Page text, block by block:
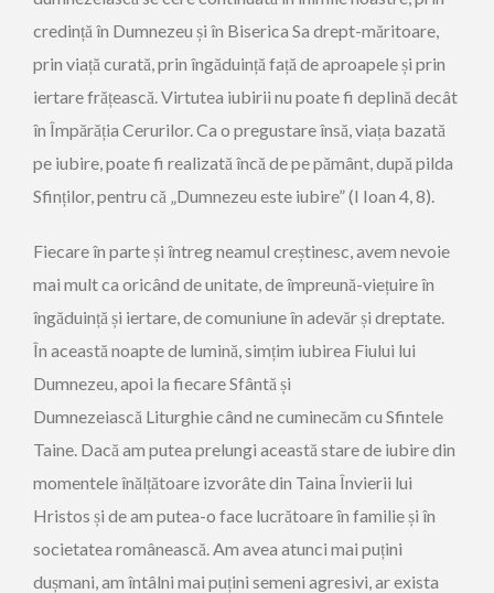
credință în Dumnezeu și în Biserica Sa drept-măritoare,
prin viață curată, prin îngăduință față de aproapele și prin
iertare frățească. Virtutea iubirii nu poate fi deplină decât
în Împărăția Cerurilor. Ca o pregustare însă, viața bazată
pe iubire, poate fi realizată încă de pe pământ, după pilda
Sfinților, pentru că „Dumnezeu este iubire” (I Ioan 4, 8).
Fiecare în parte și întreg neamul creștinesc, avem nevoie
mai mult ca oricând de unitate, de împreună-viețuire în
îngăduință și iertare, de comuniune în adevăr și dreptate.
În această noapte de lumină, simțim iubirea Fiului lui
Dumnezeu, apoi la fiecare Sfântă și
Dumnezeiască Liturghie când ne cuminecăm cu Sfintele
Taine. Dacă am putea prelungi această stare de iubire din
momentele înălțătoare izvorâte din Taina Învierii lui
Hristos și de am putea-o face lucrătoare în familie și în
societatea românească. Am avea atunci mai puțini
dușmani, am întâlni mai puțini semeni agresivi, ar exista